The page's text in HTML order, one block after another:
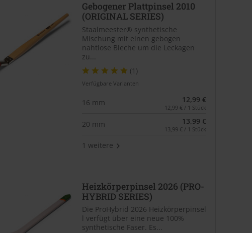
Gebogener Plattpinsel 2010
(ORIGINAL SERIES)
Staalmeester® synthetische
Mischung mit einen gebogen
nahtlose Bleche um die Leckagen
zu...
(1)
Verfügbare Varianten
16 mm 12,99 €
12,99 € / 1 Stück
20 mm 13,99 €
13,99 € / 1 Stück
1 weitere
Heizkörperpinsel 2026 (PRO-
HYBRID SERIES)
Die ProHybrid 2026 Heizkörperpinsel
l verfügt über eine neue 100%
synthetische Faser. Es...